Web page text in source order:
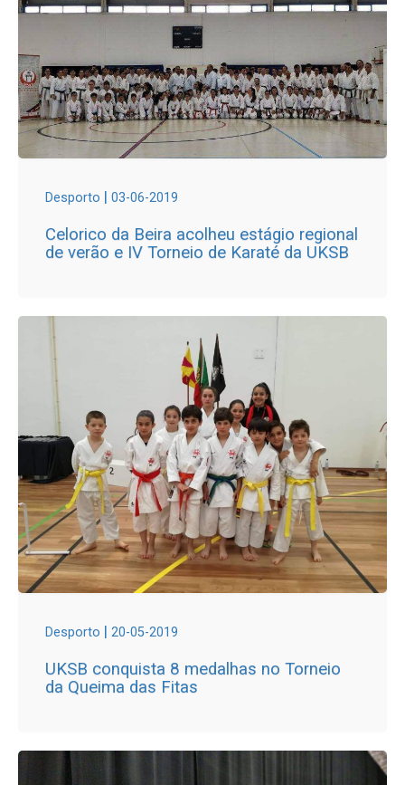
Desporto | 03-06-2019
Celorico da Beira acolheu estágio regional
de verão e IV Torneio de Karaté da UKSB
Desporto | 20-05-2019
UKSB conquista 8 medalhas no Torneio
da Queima das Fitas